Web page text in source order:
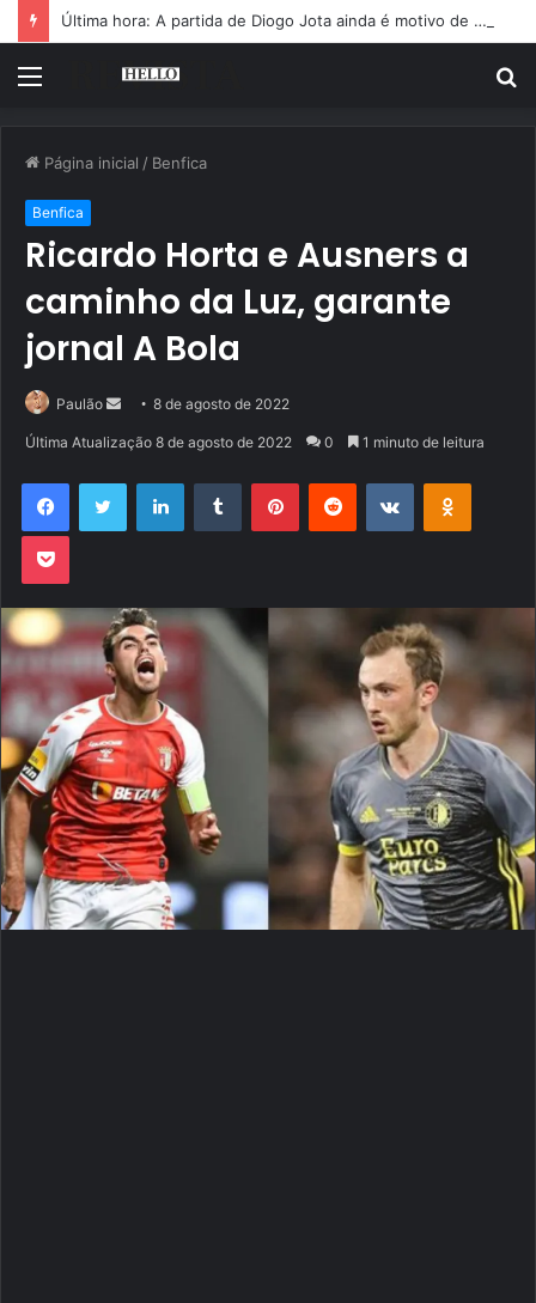
Última hora: A partida de Diogo Jota ainda é motivo de choro
Menu
Página inicial / Benfica
Benfica
Ricardo Horta e Ausners a
caminho da Luz, garante
jornal A Bola
Paulão
Mande
mail
8 de agosto de 2022
Última Atualização 8 de agosto de 2022 0 1 minuto de leitura
FacebookTwitter LinkedinTumblr PinterestReddit VK OK
Pocket